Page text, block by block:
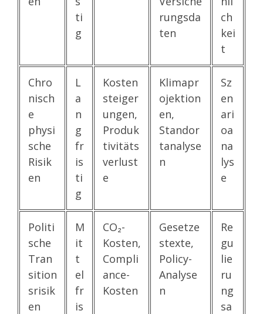
ti
g
rungsda
ten
ch
kei
t
Chro
nisch
e
physi
sche
Risik
en
L
a
n
g
fr
is
ti
g
Kosten
steiger
ungen,
Produk
tivitäts
verlust
e
Klimapr
ojektion
en,
Standor
tanalyse
n
Sz
en
ari
oa
na
lys
e
Politi
sche
Tran
sition
srisik
en
M
it
t
el
fr
is
CO₂-
Kosten,
Compli
ance-
Kosten
Gesetze
stexte,
Policy-
Analyse
n
Re
gu
lie
ru
ng
sa